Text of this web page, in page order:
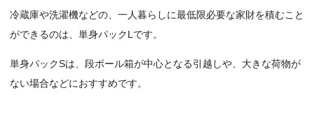
冷蔵庫や洗濯機などの、一人暮らしに最低限必要な家財を積むこと
ができるのは、単身パックLです。
単身パックSは、段ボール箱が中心となる引越しや、大きな荷物が
ない場合などにおすすめです。